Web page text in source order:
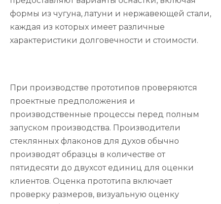
формы из чугуна, латуни и нержавеющей стали,
каждая из которых имеет различные
характеристики долговечности и стоимости.
При производстве прототипов проверяются
проектные предположения и
производственные процессы перед полным
запуском производства. Производители
стеклянных флаконов для духов обычно
производят образцы в количестве от
пятидесяти до двухсот единиц для оценки
клиентов. Оценка прототипа включает
проверку размеров, визуальную оценку